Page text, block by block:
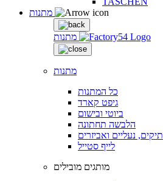
מתנות
מתנות
כל המתנות
גיפט קארד
ביוטי ובישום
הלבשה תחתונה
תיקים, נעליים ואביזרים
לייף סטייל
מותגים מובילים